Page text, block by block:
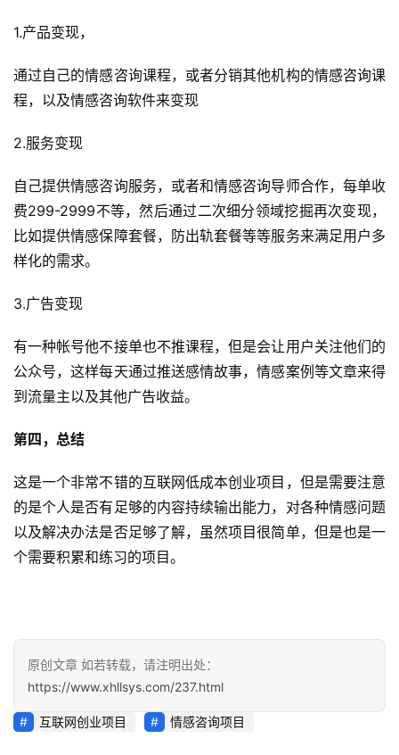
科
创
业
源
会
员
专
1.产品变现，
通过自己的情感咨询课程，或者分销其他机构的情感咨询课
程，以及情感咨询软件来变现
2.服务变现
自己提供情感咨询服务，或者和情感咨询导师合作，每单收
费299-2999不等，然后通过二次细分领域挖掘再次变现，
比如提供情感保障套餐，防出轨套餐等等服务来满足用户多
样化的需求。
3.广告变现
有一种帐号他不接单也不推课程，但是会让用户关注他们的
公众号，这样每天通过推送感情故事，情感案例等文章来得
到流量主以及其他广告收益。
第四，总结
这是一个非常不错的互联网低成本创业项目，但是需要注意
的是个人是否有足够的内容持续输出能力，对各种情感问题
以及解决办法是否足够了解，虽然项目很简单，但是也是一
个需要积累和练习的项目。
原创文章 如若转载，请注明出处：
https://www.xhllsys.com/237.html
互联网创业项目 情感咨询项目